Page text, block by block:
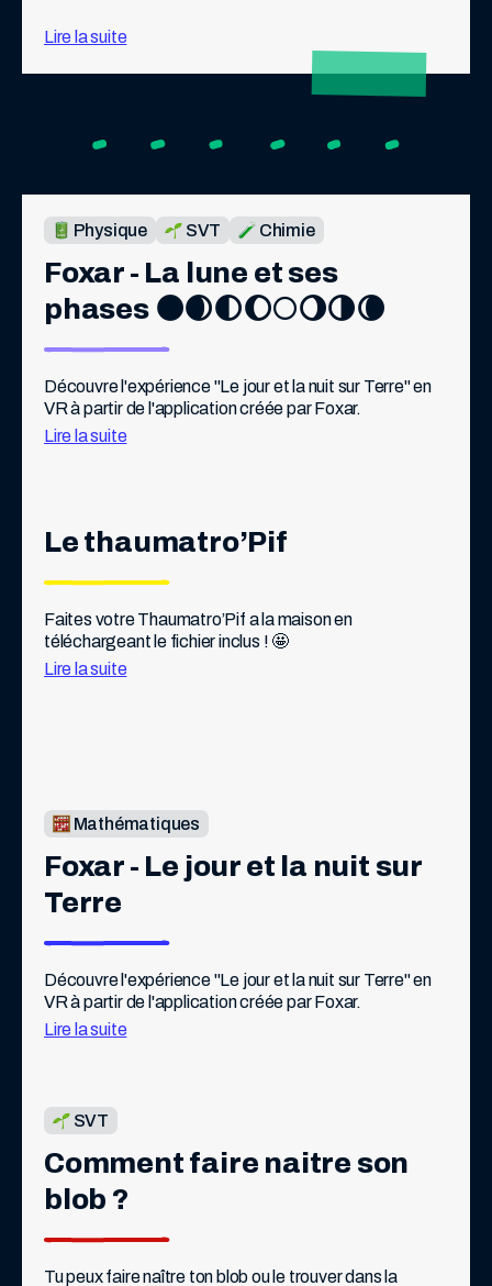
Lire la suite
Physique SVT Chimie
Foxar - La lune et ses
phases 🌑🌒🌓🌔🌕🌖🌗🌘
Découvre l'expérience "Le jour et la nuit sur Terre" en
VR à partir de l'application créée par Foxar.
Lire la suite
Le thaumatro’Pif
Faites votre Thaumatro’Pif a la maison en
téléchargeant le fichier inclus ! 🤩
Lire la suite
Mathématiques
Foxar - Le jour et la nuit sur
Terre
Découvre l'expérience "Le jour et la nuit sur Terre" en
VR à partir de l'application créée par Foxar.
Lire la suite
SVT
Comment faire naitre son
blob ?
Tu peux faire naître ton blob ou le trouver dans la